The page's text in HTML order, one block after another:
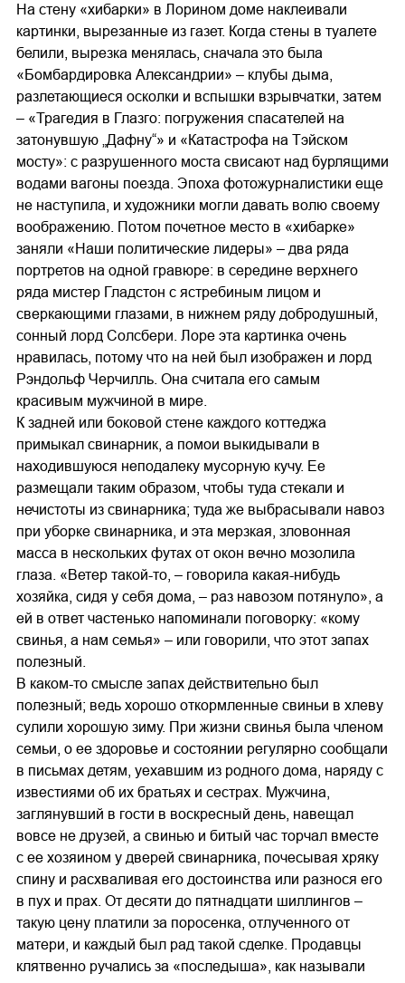
На стену «хибарки» в Лорином доме наклеивали
картинки, вырезанные из газет. Когда стены в туалете
белили, вырезка менялась, сначала это была
«Бомбардировка Александрии» – клубы дыма,
разлетающиеся осколки и вспышки взрывчатки, затем
– «Трагедия в Глазго: погружения спасателей на
затонувшую „Дафну“» и «Катастрофа на Тэйском
мосту»: с разрушенного моста свисают над бурлящими
водами вагоны поезда. Эпоха фотожурналистики еще
не наступила, и художники могли давать волю своему
воображению. Потом почетное место в «хибарке»
заняли «Наши политические лидеры» – два ряда
портретов на одной гравюре: в середине верхнего
ряда мистер Гладстон с ястребиным лицом и
сверкающими глазами, в нижнем ряду добродушный,
сонный лорд Солсбери. Лоре эта картинка очень
нравилась, потому что на ней был изображен и лорд
Рэндольф Черчилль. Она считала его самым
красивым мужчиной в мире.
К задней или боковой стене каждого коттеджа
примыкал свинарник, а помои выкидывали в
находившуюся неподалеку мусорную кучу. Ее
размещали таким образом, чтобы туда стекали и
нечистоты из свинарника; туда же выбрасывали навоз
при уборке свинарника, и эта мерзкая, зловонная
масса в нескольких футах от окон вечно мозолила
глаза. «Ветер такой-то, – говорила какая-нибудь
хозяйка, сидя у себя дома, – раз навозом потянуло», а
ей в ответ частенько напоминали поговорку: «кому
свинья, а нам семья» – или говорили, что этот запах
полезный.
В каком-то смысле запах действительно был
полезный; ведь хорошо откормленные свиньи в хлеву
сулили хорошую зиму. При жизни свинья была членом
семьи, о ее здоровье и состоянии регулярно сообщали
в письмах детям, уехавшим из родного дома, наряду с
известиями об их братьях и сестрах. Мужчина,
заглянувший в гости в воскресный день, навещал
вовсе не друзей, а свинью и битый час торчал вместе
с ее хозяином у дверей свинарника, почесывая хряку
спину и расхваливая его достоинства или разнося его
в пух и прах. От десяти до пятнадцати шиллингов –
такую цену платили за поросенка, отлученного от
матери, и каждый был рад такой сделке. Продавцы
клятвенно ручались за «последыша», как называли